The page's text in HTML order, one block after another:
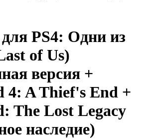
PS4: Одни из
of Us)
версия +
4: A Thief's End +
The Lost Legacy
наследие)